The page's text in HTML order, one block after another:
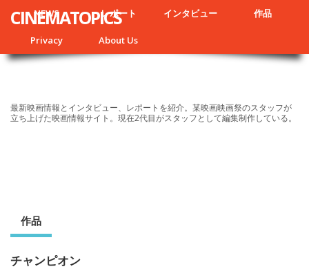
NEWS レポート インタビュー 作品
Privacy About Us
CINEMATOPICS
最新映画情報とインタビュー、レポートを紹介。某映画映画祭のスタッフが
立ち上げた映画情報サイト。現在2代目がスタッフとして編集制作している。
作品
チャンピオン